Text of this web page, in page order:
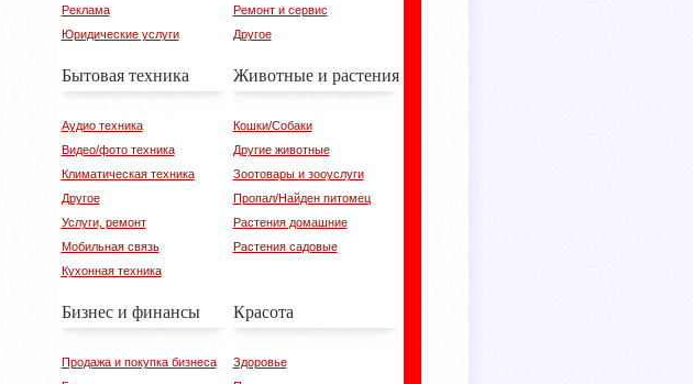
Реклама
Юридические услуги
Ремонт и сервис
Другое
Бытовая техника
Аудио техника
Видео/фото техника
Климатическая техника
Другое
Услуги, ремонт
Мобильная связь
Кухонная техника
Животные и растения
Кошки/Собаки
Другие животные
Зоотовары и зооуслуги
Пропал/Найден питомец
Растения домашние
Растения садовые
Бизнес и финансы
Продажа и покупка бизнеса
Красота
Здоровье